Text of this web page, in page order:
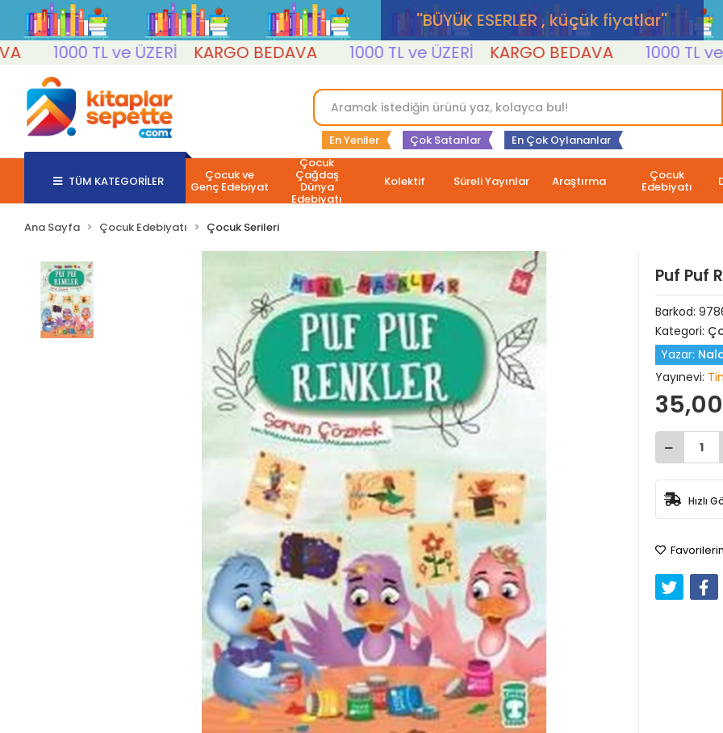
''BÜYÜK ESERLER , küçük fiyatlar''
1000 TL ve ÜZERİ
KARGO BEDAVA 1000 TL ve ÜZERİ KARGO BEDAVA 1000 TL ve
En Yeniler Çok Satanlar En Çok Oylananlar
TÜM KATEGORİLER Çocuk ve
Genç Edebiyat
Çocuk
Çağdaş
Dünya
Edebiyatı
Kolektif Süreli Yayınlar Araştırma Çocuk
Edebiyatı
Ana Sayfa Çocuk Edebiyatı Çocuk Serileri
Puf Puf
Barkod:
Kategori:
Yazar:
Yayınevi:
Hızlı